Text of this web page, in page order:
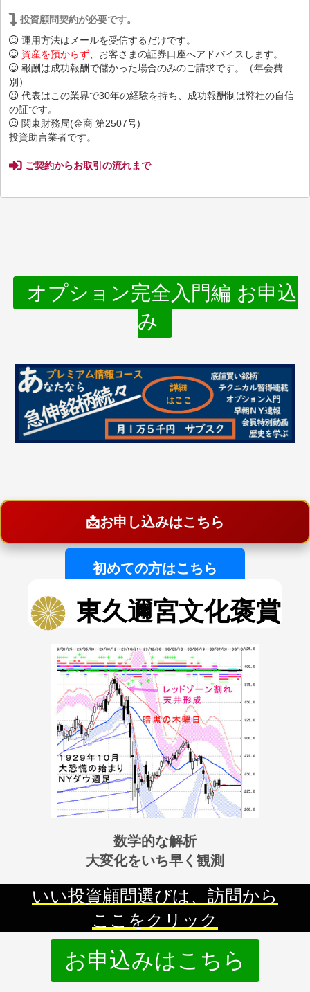
投資顧問契約が必要です。
運用方法はメールを受信するだけです。
資産を預からず、お客さまの証券口座へアドバイスします。
報酬は成功報酬で儲かった場合のみのご請求です。（年会費
別）
代表はこの業界で30年の経験を持ち、成功報酬制は弊社の自信
の証です。
関東財務局(金商 第2507号)
投資助言業者です。
ご契約からお取引の流れまで
オプション完全入門編 お申込
み
📩お申し込みはこちら
初めての方はこちら
東久邇宮文化褒賞
数学的な解析
大変化をいち早く観測
いい投資顧問選びは、訪問から
ここをクリック
お申込みはこちら